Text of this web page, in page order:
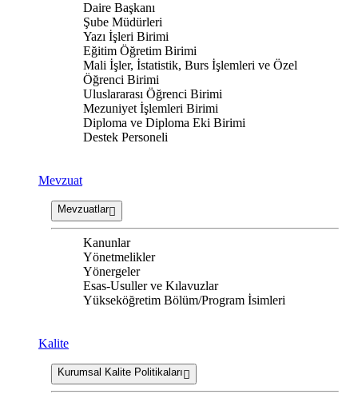
Daire Başkanı
Şube Müdürleri
Yazı İşleri Birimi
Eğitim Öğretim Birimi
Mali İşler, İstatistik, Burs İşlemleri ve Özel
Öğrenci Birimi
Uluslararası Öğrenci Birimi
Mezuniyet İşlemleri Birimi
Diploma ve Diploma Eki Birimi
Destek Personeli
Mevzuat
Mevzuatlar
Kanunlar
Yönetmelikler
Yönergeler
Esas-Usuller ve Kılavuzlar
Yükseköğretim Bölüm/Program İsimleri
Kalite
Kurumsal Kalite Politikaları